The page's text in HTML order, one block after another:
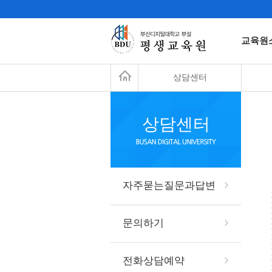
교육원
상담센터
상담센터
자주묻는질문과답변
문의하기
전화상담예약